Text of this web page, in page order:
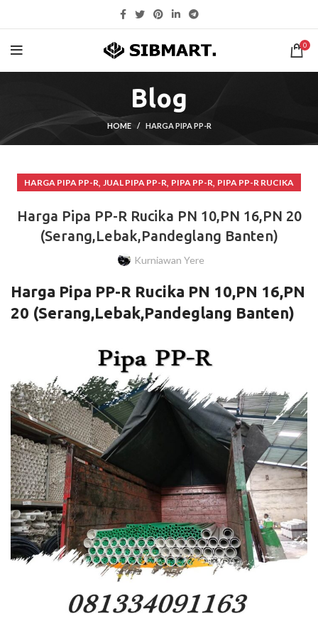
0
Blog
HOME HARGA PIPA PP-R
HARGA PIPA PP-R, JUAL PIPA PP-R, PIPA PP-R, PIPA PP-R RUCIKA
Harga Pipa PP-R Rucika PN 10,PN 16,PN 20
(Serang,Lebak,Pandeglang Banten)
Kurniawan Yere
Harga Pipa PP-R Rucika PN 10,PN 16,PN
20 (Serang,Lebak,Pandeglang Banten)